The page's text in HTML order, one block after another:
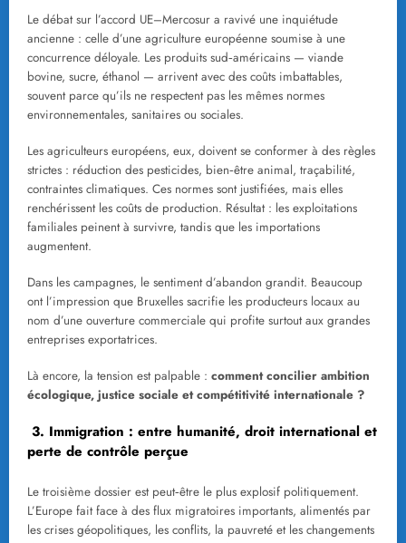
Le débat sur l’accord UE–Mercosur a ravivé une inquiétude
ancienne : celle d’une agriculture européenne soumise à une
concurrence déloyale. Les produits sud‑américains — viande
bovine, sucre, éthanol — arrivent avec des coûts imbattables,
souvent parce qu’ils ne respectent pas les mêmes normes
environnementales, sanitaires ou sociales.
Les agriculteurs européens, eux, doivent se conformer à des règles
strictes : réduction des pesticides, bien‑être animal, traçabilité,
contraintes climatiques. Ces normes sont justifiées, mais elles
renchérissent les coûts de production. Résultat : les exploitations
familiales peinent à survivre, tandis que les importations
augmentent.
Dans les campagnes, le sentiment d’abandon grandit. Beaucoup
ont l’impression que Bruxelles sacrifie les producteurs locaux au
nom d’une ouverture commerciale qui profite surtout aux grandes
entreprises exportatrices.
Là encore, la tension est palpable : comment concilier ambition
écologique, justice sociale et compétitivité internationale ?
3. Immigration : entre humanité, droit international et
perte de contrôle perçue
Le troisième dossier est peut‑être le plus explosif politiquement.
L’Europe fait face à des flux migratoires importants, alimentés par
les crises géopolitiques, les conflits, la pauvreté et les changements